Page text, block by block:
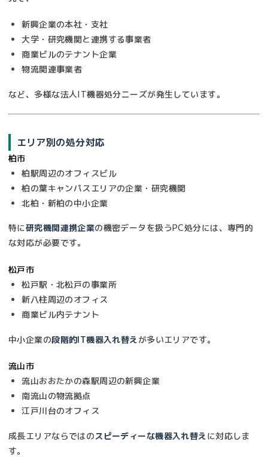
新興企業の本社・支社
大学・研究機関と連携する事業者
商業ビルのテナント企業
物流関連事業者
など、多様な法人IT機器処分ニーズが発生しています。
エリア別の処分対応
柏市
柏駅周辺のオフィスビル
柏の葉キャンパスエリアの企業・研究機関
北柏・新柏の中小企業
特に研究機関連携企業の機密データを扱うPC処分には、専門的
な対応が必要です。
松戸市
松戸駅・北松戸の事業所
新八柱周辺のオフィス
商業ビル内テナント
中小企業の段階的IT機器入れ替えが多いエリアです。
流山市
流山おおたかの森駅周辺の新興企業
南流山の物流拠点
江戸川台のオフィス
成長エリアならではのスピーディーな機器入れ替えに対応しま
す。